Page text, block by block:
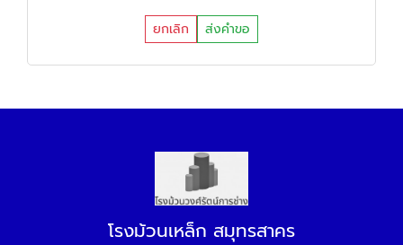
ยกเลิก ส่งคำขอ
โรงม้วนเหล็ก สมุทรสาคร